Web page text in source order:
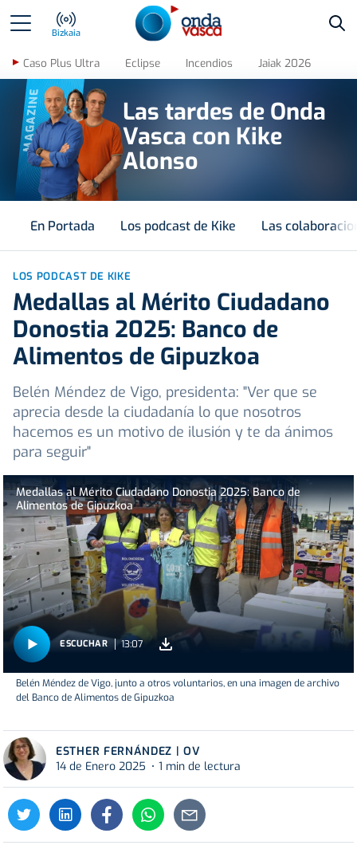
Bizkaia
Caso Plus Ultra Eclipse Incendios Jaiak 2026
MAGAZINE
Las tardes de Onda
Vasca con Kike
Alonso
En Portada Los podcast de Kike Las
LOS PODCAST DE KIKE
Medallas al Mérito Ciudadano
Donostia 2025: Banco de
Alimentos de Gipuzkoa
Belén Méndez de Vigo, presidenta: "Ver que se
aprecia desde la ciudadanía lo que nosotros
hacemos es un motivo de ilusión y te da ánimos
para seguir"
Medallas al Mérito Ciudadano Donostia 2025: Banco de
Alimentos de Gipuzkoa
ESCUCHAR 13:07
Belén Méndez de Vigo, junto a otros voluntarios, en una imagen de archivo
del Banco de Alimentos de Gipuzkoa
ESTHER FERNÁNDEZ | OV
14 de Enero 2025
1 min de lectura